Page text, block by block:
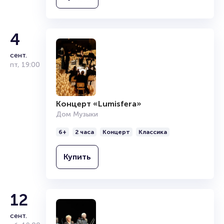
4
сент.
пт, 19:00
Концерт «Lumisfera»
Дом Музыки
6+ 2 часа Концерт Классика
Купить
12
сент.